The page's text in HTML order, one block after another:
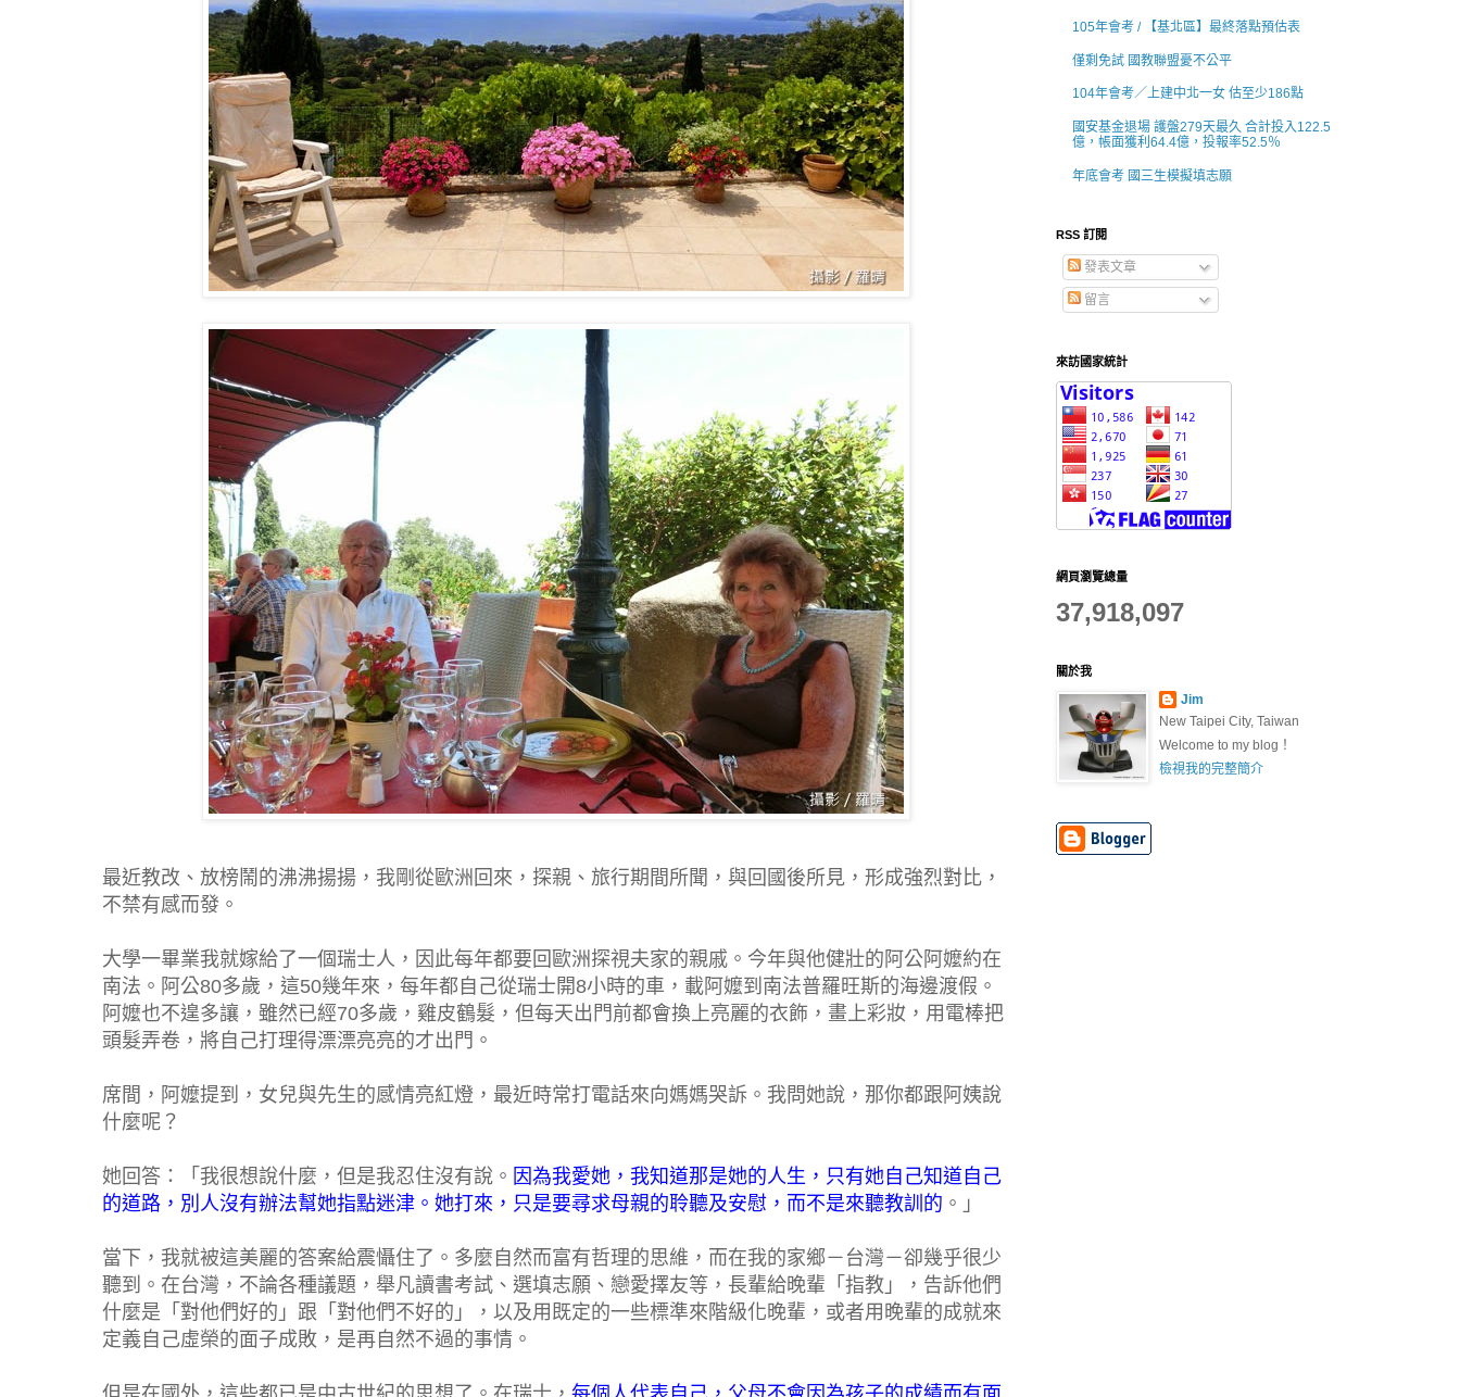
最近教改、放榜鬧的沸沸揚揚，我剛從歐洲回來，探親、旅行期間所聞，與回國後所見，形成強烈對比，
不禁有感而發。
大學一畢業我就嫁給了一個瑞士人，因此每年都要回歐洲探視夫家的親戚。今年與他健壯的阿公阿嬤約在
南法。阿公80多歲，這50幾年來，每年都自己從瑞士開8小時的車，載阿嬤到南法普羅旺斯的海邊渡假。
阿嬤也不遑多讓，雖然已經70多歲，雞皮鶴髮，但每天出門前都會換上亮麗的衣飾，畫上彩妝，用電棒把
頭髮弄卷，將自己打理得漂漂亮亮的才出門。
席間，阿嬤提到，女兒與先生的感情亮紅燈，最近時常打電話來向媽媽哭訴。我問她說，那你都跟阿姨說
什麼呢？
她回答：「我很想說什麼，但是我忍住沒有說。 因為我愛她，我知道那是她的人生，只有她自己知道自己
的道路，別人沒有辦法幫她指點迷津。她打來，只是要尋求母親的聆聽及安慰，而不是來聽教訓的 。」
當下，我就被這美麗的答案給震懾住了。多麼自然而富有哲理的思維，而在我的家鄉－台灣－卻幾乎很少
聽到。在台灣，不論各種議題，舉凡讀書考試、選填志願、戀愛擇友等，長輩給晚輩「指教」，告訴他們
什麼是「對他們好的」跟「對他們不好的」，以及用既定的一些標準來階級化晚輩，或者用晚輩的成就來
定義自己虛榮的面子成敗，是再自然不過的事情。
105年會考 / 【基北區】最終落點預估表
僅剩免試 國教聯盟憂不公平
104年會考／上建中北一女 估至少186點
國安基金退場 護盤279天最久 合計投入122.5
億，帳面獲利64.4億，投報率52.5％
年底會考 國三生模擬填志願
RSS 訂閱
發表文章
留言
來訪國家統計
網頁瀏覽總量
37,918,097
關於我
Jim
New Taipei City, Taiwan
Welcome to my blog！
檢視我的完整簡介